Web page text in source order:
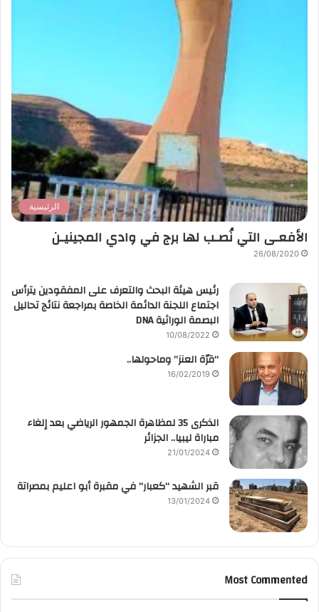
الرئيسية
الأفعـى التي نُصـب لها برج في وادي المجينيـن
26/08/2020
رئيس هيئة البحث والتعرف على المفقودين يترأس
اجتماع اللجنة الدائمة الخاصة بمراجعة نتائج تحاليل
البصمة الوراثية DNA
10/08/2022
“قرّة العنز” وماحولها..
16/02/2019
الذكرى 35 لمظاهرة الجمهور الرياضي بعد إلغاء
مباراة ليبيا.. الجزائر
21/01/2024
قبر الشهيد “كعبار” في مقبرة أبو اعليم بمصراتة
13/01/2024
Most Commented